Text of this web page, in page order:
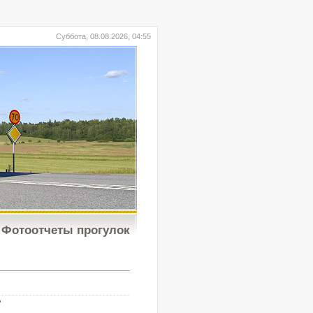
Суббота, 08.08.2026, 04:55
Фотоотчеты прогулок